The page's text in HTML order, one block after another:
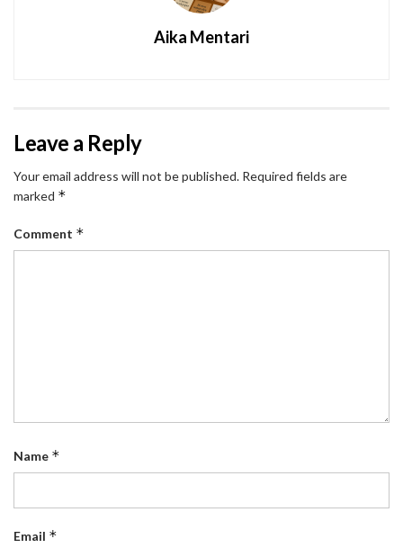
Aika Mentari
Leave a Reply
Your email address will not be published. Required fields are
marked *
Comment *
Name *
Email *